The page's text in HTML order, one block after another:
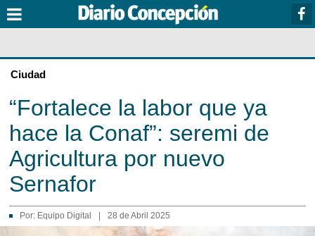
Ciudad
“Fortalece la labor que ya
hace la Conaf”: seremi de
Agricultura por nuevo
Sernafor
Por: Equipo Digital 28 de Abril 2025